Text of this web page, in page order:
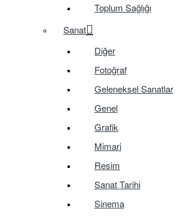
Toplum Sağlığı
Sanat
Diğer
Fotoğraf
Geleneksel Sanatlar
Genel
Grafik
Mimari
Resim
Sanat Tarihi
Sinema